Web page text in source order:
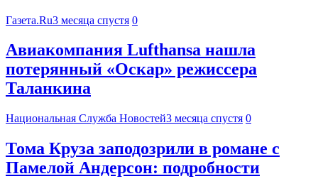
Газета.Ru3 месяца спустя 0
Авиакомпания Lufthansa нашла
потерянный «Оскар» режиссера
Таланкина
Национальная Служба Новостей3 месяца спустя 0
Тома Круза заподозрили в романе с
Памелой Андерсон: подробности